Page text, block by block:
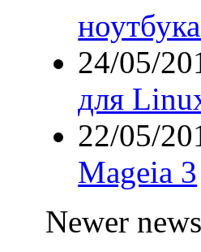
24/05/
для
22/05/
Mageia 3
Newer